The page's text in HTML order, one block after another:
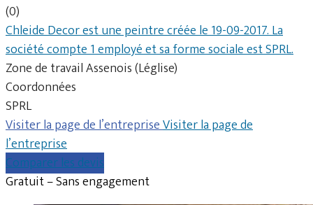
(0)
Chleide Decor est une peintre créée le 19-09-2017. La
société compte 1 employé et sa forme sociale est SPRL.
Zone de travail Assenois (Léglise)
Coordonnées
SPRL
Visiter la page de l’entrepriseVisiter la page de
l’entreprise
Comparer les devis
Gratuit – Sans engagement